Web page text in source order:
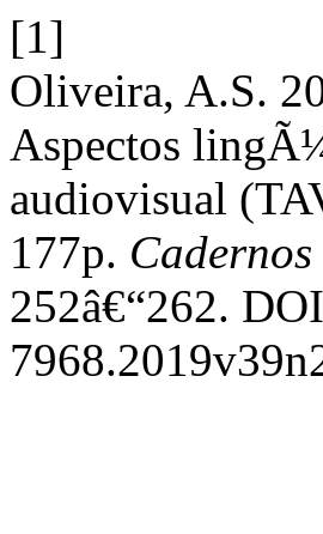
[1]
Oliveira, A.S.
Aspectos
audiovisual
177p.
252â€“262.